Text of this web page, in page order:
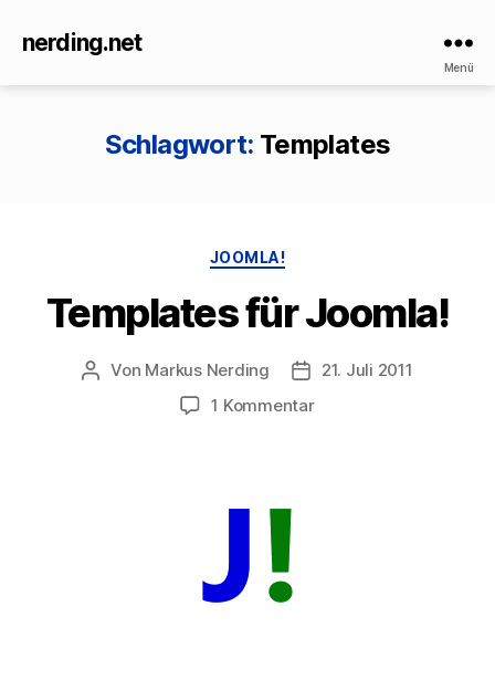
nerding.net
Menü
Schlagwort: Templates
Kategorien
JOOMLA!
Templates für Joomla!
Beitragsautor
Von Markus Nerding Veröffentlichungsdatum
21. Juli 2011
1 Kommentarzu